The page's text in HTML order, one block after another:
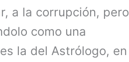
a la corrupción, pero
como una
la del Astrólogo, en